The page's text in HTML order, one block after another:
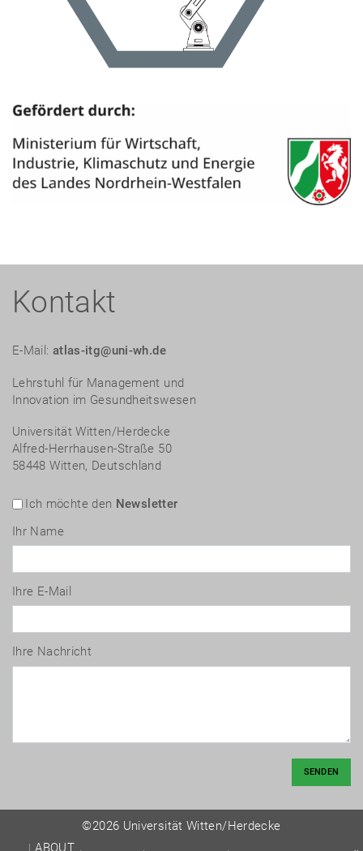
Eine der führenden Kliniken für Allgemein- und
Kontakt
E-Mail: atlas-itg@uni-wh.de
Lehrstuhl für Management und
Innovation im Gesundheitswesen
Universität Witten/Herdecke
Alfred-Herrhausen-Straße 50
58448 Witten, Deutschland
Ich möchte den Newsletter
Ihr Name
Ihre E-Mail
Ihre Nachricht
SENDEN
©2026 Universität Witten/Herdecke
ABOUT